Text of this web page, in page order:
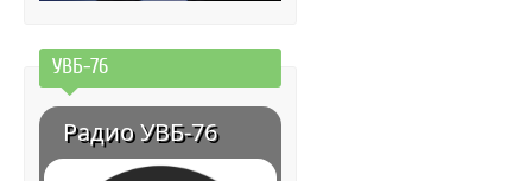
УВБ-76
Радио УВБ-76